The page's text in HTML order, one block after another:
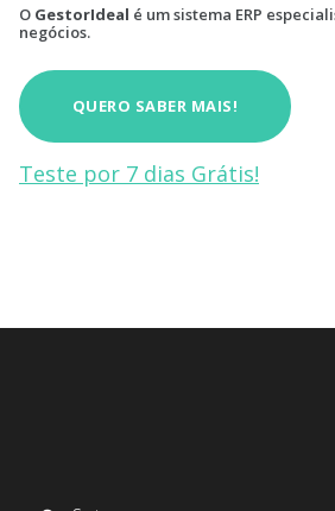
O GestorIdeal é um sistema ERP
negócios.
QUERO SABER MAIS!
Teste por 7 dias Grátis!